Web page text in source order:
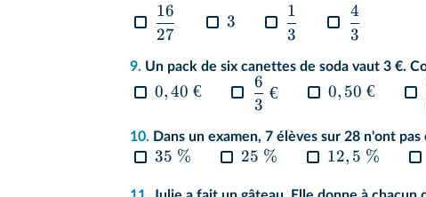
27
16
3
3
1
3
4
9. Un pack de six canettes de soda vaut 3 €.
0,40 €
3
6
€ 0, 50 €
10. Dans un examen, 7 élèves sur 28 n'ont
35 % 25 % 12, 5 %